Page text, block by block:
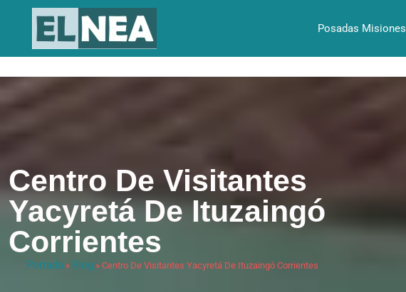
Posadas Misiones
Centro De Visitantes
Yacyretá De Ituzaingó
Corrientes
Portada » Blog » Centro De Visitantes Yacyretá De Ituzaingó Corrientes